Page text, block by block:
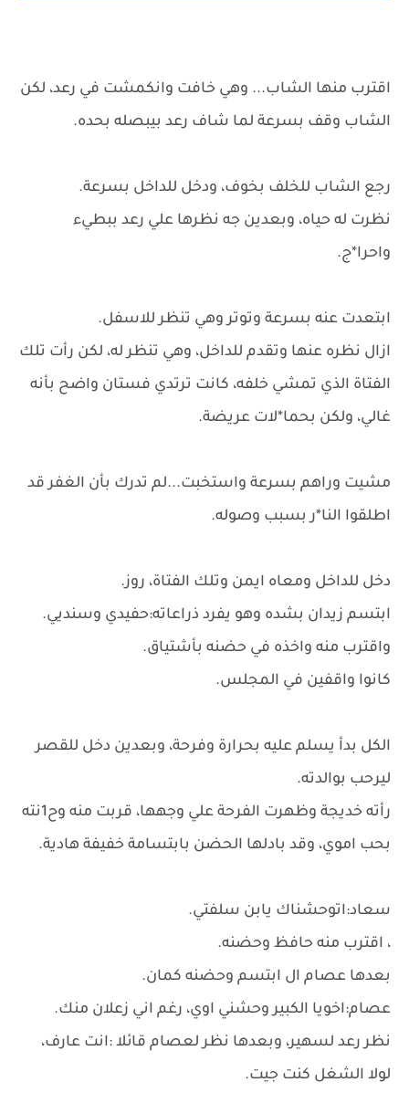
اقترب منها الشاب... وهي خافت وانكمشت في رعد، لكن
الشاب وقف بسرعة لما شاف رعد بيبصله بحده.
رجع الشاب للخلف بخوف، ودخل للداخل بسرعة.
نظرت له حياه، وبعدين جه نظرها علي رعد ببطيء
واحرا*ج.
ابتعدت عنه بسرعة وتوتر وهي تنظر للاسفل.
ازال نظره عنها وتقدم للداخل، وهي تنظر له، لكن رأت تلك
الفتاة الذي تمشي خلفه، كانت ترتدي فستان واضح بأنه
غالي، ولكن بحما*لات عريضة.
مشيت وراهم بسرعة واستخبت...لم تدرك بأن الغفر قد
اطلقوا النا*ر بسبب وصوله.
دخل للداخل ومعاه ايمن وتلك الفتاة، روز.
ابتسم زيدان بشده وهو يفرد ذراعاته:حفيدي وسنديي.
واقترب منه واخذه في حضنه بأشتياق.
كانوا واقفين في المجلس.
الكل بدأ يسلم عليه بحرارة وفرحة، وبعدين دخل للقصر
ليرحب بوالدته.
رأته خديجة وظهرت الفرحة علي وجهها، قربت منه وح1نته
بحب اموي، وقد بادلها الحضن بابتسامة خفيفة هادية.
سعاد:اتوحشناك يابن سلفتي.
، اقترب منه حافظ وحضنه.
بعدها عصام ال ابتسم وحضنه كمان.
عصام:اخويا الكبير وحشني اوي، رغم اني زعلان منك.
نظر رعد لسهير، وبعدها نظر لعصام قائلا :انت عارف،
لولا الشغل كنت جيت.